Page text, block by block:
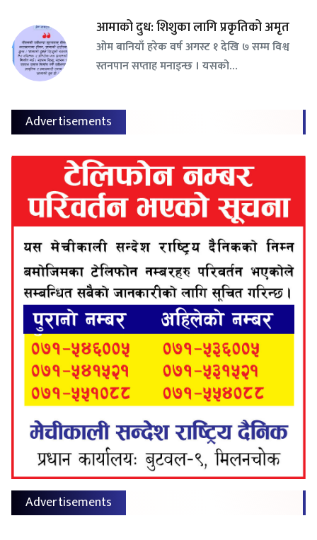
आमाको दुध: शिशुका लागि प्रकृतिको अमृत
ओम बानियाँ हरेक वर्ष अगस्ट १ देखि ७ सम्म विश्व
स्तनपान सप्ताह मनाइन्छ । यसको…
Advertisements
Advertisements